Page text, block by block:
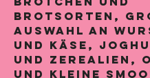
Brotsorten,
Auswahl an
und Käse,
und Zerealien,
und kleine